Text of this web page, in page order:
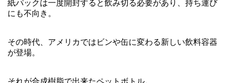
紙パックは一度開封すると飲み切る必要があり、持ち運び
にも不向き。
その時代、アメリカではビンや缶に変わる新しい飲料容器
が登場。
それが合成樹脂で出来たペットボトル。